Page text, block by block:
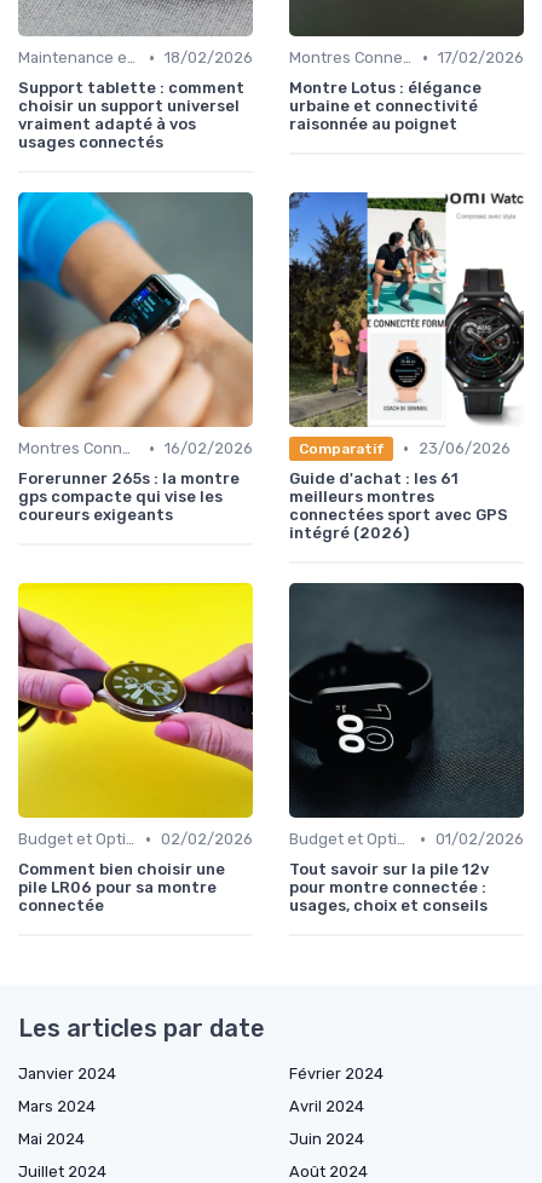
Maintenance et Mises à Jour • 18/02/2026
Support tablette : comment
choisir un support universel
vraiment adapté à vos
usages connectés
Montres Connectées Hybrides • 17/02/2026
Montre Lotus : élégance
urbaine et connectivité
raisonnée au poignet
Montres Connectées pour le Sport • 16/02/2026
Forerunner 265s : la montre
gps compacte qui vise les
coureurs exigeants
Comparatif •
23/06/2026
Guide d'achat : les 61
meilleurs montres
connectées sport avec GPS
intégré (2026)
Budget et Options de Prix • 02/02/2026
Comment bien choisir une
pile LR06 pour sa montre
connectée
Budget et Options de Prix • 01/02/2026
Tout savoir sur la pile 12v
pour montre connectée :
usages, choix et conseils
Les articles par date
Janvier 2024
Février 2024
Mars 2024
Avril 2024
Mai 2024
Juin 2024
Juillet 2024
Août 2024